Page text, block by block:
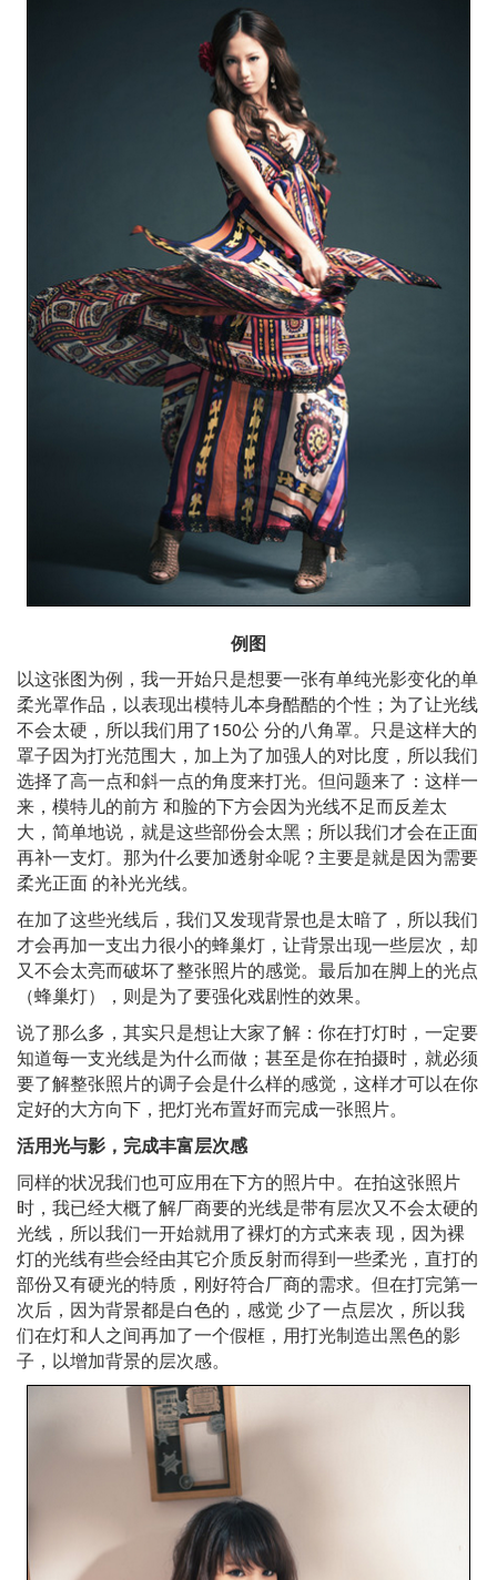
例图
以这张图为例，我一开始只是想要一张有单纯光影变化的单
柔光罩作品，以表现出模特儿本身酷酷的个性；为了让光线
不会太硬，所以我们用了150公 分的八角罩。只是这样大的
罩子因为打光范围大，加上为了加强人的对比度，所以我们
选择了高一点和斜一点的角度来打光。但问题来了：这样一
来，模特儿的前方 和脸的下方会因为光线不足而反差太
大，简单地说，就是这些部份会太黑；所以我们才会在正面
再补一支灯。那为什么要加透射伞呢？主要是就是因为需要
柔光正面 的补光光线。
在加了这些光线后，我们又发现背景也是太暗了，所以我们
才会再加一支出力很小的蜂巢灯，让背景出现一些层次，却
又不会太亮而破坏了整张照片的感觉。最后加在脚上的光点
（蜂巢灯），则是为了要强化戏剧性的效果。
说了那么多，其实只是想让大家了解：你在打灯时，一定要
知道每一支光线是为什么而做；甚至是你在拍摄时，就必须
要了解整张照片的调子会是什么样的感觉，这样才可以在你
定好的大方向下，把灯光布置好而完成一张照片。
活用光与影，完成丰富层次感
同样的状况我们也可应用在下方的照片中。在拍这张照片
时，我已经大概了解厂商要的光线是带有层次又不会太硬的
光线，所以我们一开始就用了裸灯的方式来表 现，因为裸
灯的光线有些会经由其它介质反射而得到一些柔光，直打的
部份又有硬光的特质，刚好符合厂商的需求。但在打完第一
次后，因为背景都是白色的，感觉 少了一点层次，所以我
们在灯和人之间再加了一个假框，用打光制造出黑色的影
子，以增加背景的层次感。